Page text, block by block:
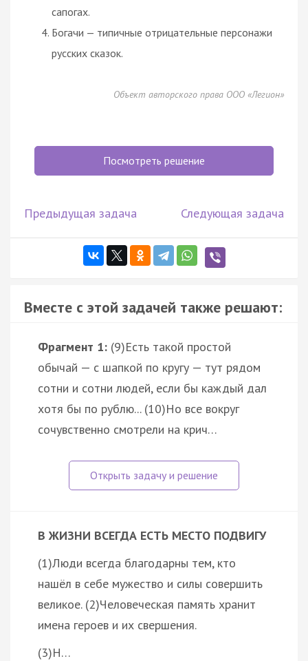
сапогах.
Богачи — типичные отрицательные персонажи
русских сказок.
Объект авторского права ООО «Легион»
Посмотреть решение
Предыдущая задача Следующая задача
Вместе с этой задачей также решают:
Фрагмент 1: (9)Есть такой простой
обычай — с шапкой по кругу — тут рядом
сотни и сотни людей, если бы каждый дал
хотя бы по рублю... (10)Но все вокруг
сочувственно смотрели на крич…
В ЖИЗНИ ВСЕГДА ЕСТЬ МЕСТО ПОДВИГУ
(1)Люди всегда благодарны тем, кто
нашёл в себе мужество и силы совершить
великое. (2)Человеческая память хранит
имена героев и их свершения.
(3)Н…